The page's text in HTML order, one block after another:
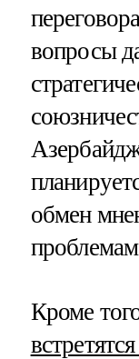
вопросы
обмен
Кроме